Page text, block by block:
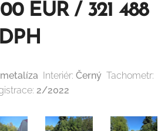
EUR / 321 488
Interiér: Černý Tachometr:
2/2022